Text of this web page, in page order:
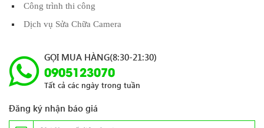
Công trình thi công
Dịch vụ Sửa Chữa Camera
GỌI MUA HÀNG(8:30-21:30)
0905123070
Tất cả các ngày trong tuần
Đăng ký nhận báo giá